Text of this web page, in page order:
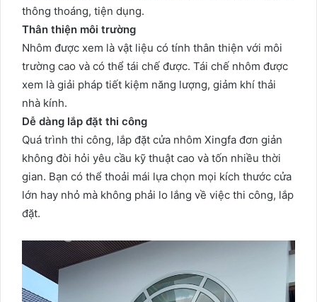
thông thoáng, tiện dụng.
Thân thiện môi trường
Nhôm được xem là vật liệu có tính thân thiện với môi
trường cao và có thể tái chế được. Tái chế nhôm được
xem là giải pháp tiết kiệm năng lượng, giảm khí thải
nhà kính.
Dễ dàng lắp đặt thi công
Quá trình thi công, lắp đặt cửa nhôm Xingfa đơn giản
không đòi hỏi yêu cầu kỹ thuật cao và tốn nhiều thời
gian. Bạn có thể thoải mái lựa chọn mọi kích thước cửa
lớn hay nhỏ mà không phải lo lắng về việc thi công, lắp
đặt.